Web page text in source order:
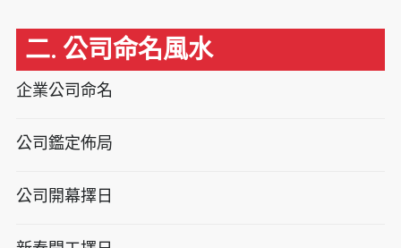
二. 公司命名風水
企業公司命名
公司鑑定佈局
公司開幕擇日